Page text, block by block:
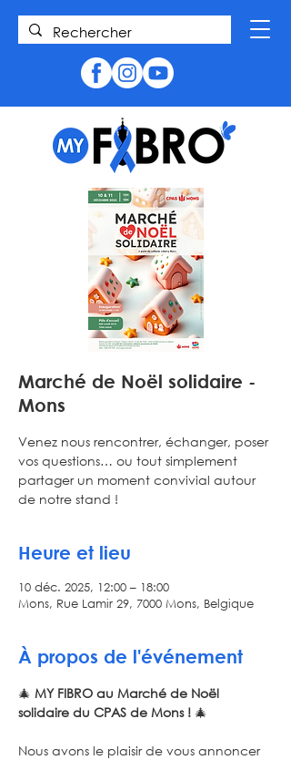
Marché de Noël solidaire -
Mons
Venez nous rencontrer, échanger, poser
vos questions… ou tout simplement
partager un moment convivial autour
de notre stand !
Heure et lieu
10 déc. 2025, 12:00 – 18:00
Mons, Rue Lamir 29, 7000 Mons, Belgique
À propos de l'événement
🎄 MY FIBRO au Marché de Noël
solidaire du CPAS de Mons ! 🎄
Nous avons le plaisir de vous annoncer